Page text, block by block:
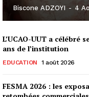
Biscone ADZOYI - 4
L’UCAO-UUT a célébré
ans de l’institution
EDUCATION 1 août 2026
FESMA 2026 : les